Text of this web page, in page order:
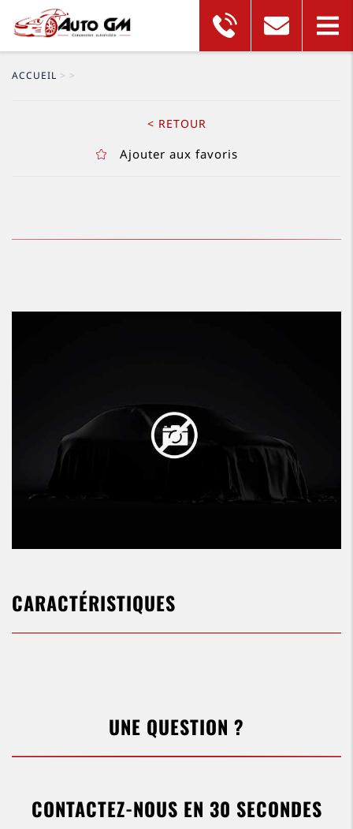
ACCUEIL > >
< RETOUR
Ajouter aux favoris
CARACTÉRISTIQUES
UNE QUESTION ?
CONTACTEZ-NOUS EN 30 SECONDES